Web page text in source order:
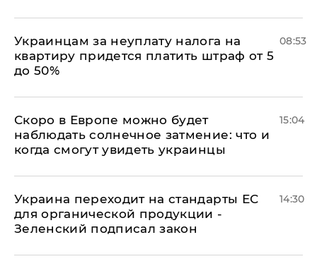
Украинцам за неуплату налога на
квартиру придется платить штраф от 5
до 50%
08:53
Скоро в Европе можно будет
наблюдать солнечное затмение: что и
когда смогут увидеть украинцы
15:04
Украина переходит на стандарты ЕС
для органической продукции -
Зеленский подписал закон
14:30